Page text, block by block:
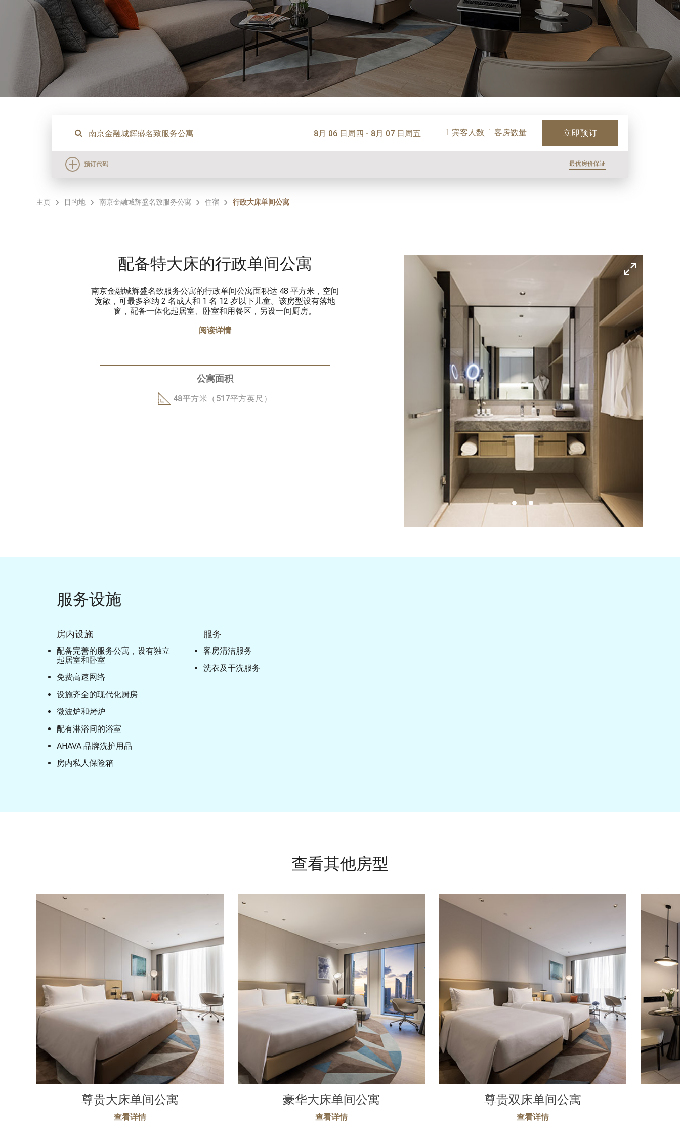
1 宾客人数, 1 客房数量 立即预订
预订代码 最优房价保证
主页 目的地 南京金融城辉盛名致服务公寓 住宿 行政大床单间公寓
配备特大床的行政单间公寓
南京金融城辉盛名致服务公寓的行政单间公寓面积达 48 平方米，空间
宽敞，可最多容纳 2 名成人和 1 名 12 岁以下儿童。该房型设有落地
窗，配备一体化起居室、卧室和用餐区，另设一间厨房。
阅读详情
公寓面积
48平方米（517平方英尺）
服务设施
房内设施
配备完善的服务公寓，设有独立
起居室和卧室
免费高速网络
设施齐全的现代化厨房
微波炉和烤炉
配有淋浴间的浴室
AHAVA 品牌洗护用品
房内私人保险箱
服务
客房清洁服务
洗衣及干洗服务
查看其他房型
尊贵大床单间公寓
查看详情
豪华大床单间公寓
查看详情
尊贵双床单间公寓
查看详情